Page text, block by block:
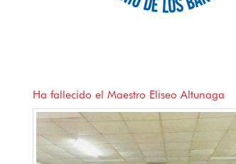
el Maestro Eliseo Altunaga